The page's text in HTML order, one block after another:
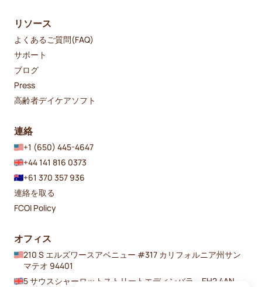
リソース
よくあるご質問(FAQ)
サポート
ブログ
Press
高齢者デイケアソフト
連絡
+1 (650) 445-4647
+44 141 816 0373
+61 370 357 936
連絡を取る
FCOI Policy
オフィス
210 S エルズワースアベニュー #317 カリフォルニア州サン
マテオ 94401
5 サウスシャーロットストリートエディンバラ、EH2 4AN